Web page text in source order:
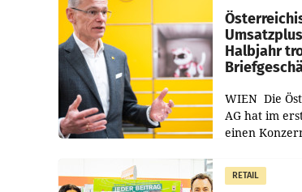
Halbjahr
WIEN Die
AG hat im
einen
von 3,8
RETAIL